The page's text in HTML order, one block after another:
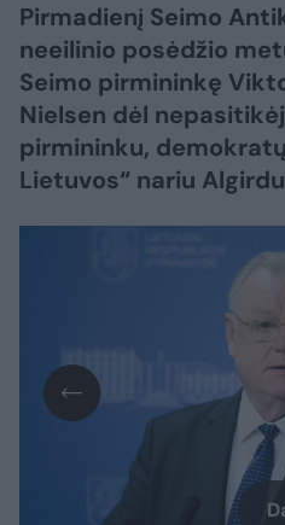
Pirmadienį Seimo
neeilinio posėdžio
Seimo pirmininkę
Nielsen dėl
pirmininku,
Lietuvos“ nariu